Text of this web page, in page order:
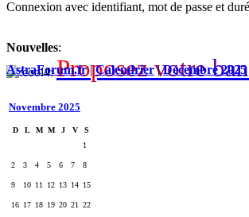
Connexion avec identifiant, mot de passe et
Nouvelles:
Proposez votre ban
AstraForum.fr|Calendrier|Décembre 2025
Novembre 2025
D L M M J V
S
1
2 3 4 5 6 7 8
9 10 11 12 13 14 15
16 17 18 19 20 21 22